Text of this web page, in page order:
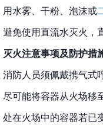
用水雾、干粉、泡沫或
避免使用直流水灭火，
灭火注意事项及防护措
消防人员须佩戴携气式
尽可能将容器从火场移
处在火场中的容器若已